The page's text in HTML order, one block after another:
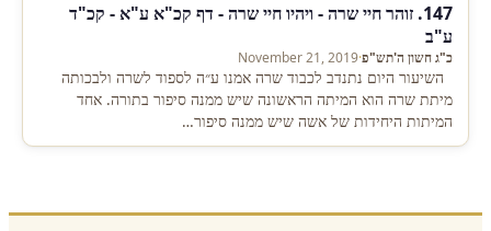
147. זוהר חיי שרה - ויהיו חיי שרה - דף קכ"א ע"א - קכ"ד
ע"ב
כ"ג חשון ה'תש"פ·
November 21, 2019
השיעור היום נתנדב לכבוד שרה אמנו ע״ה לספוד לשרה ולבכותה
מיתת שרה הוא המיתה הראשונה שיש ממנה סיפור בתורה. אחד
המיתות היחידות של אשה שיש ממנה סיפור…